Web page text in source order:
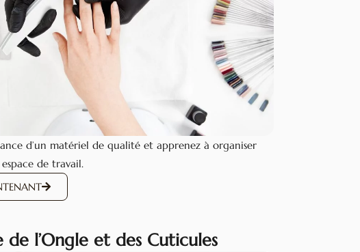
d’un matériel de qualité et apprenez à organiser
de travail.
de l’Ongle et des Cuticules